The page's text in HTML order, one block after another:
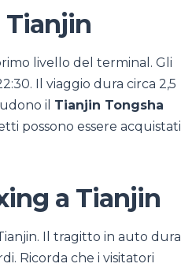
Tianjin
livello del terminal. Gli
Il viaggio dura circa 2,5
il Tianjin Tongsha
possono essere acquistati
a Tianjin
Il tragitto in auto dura
Ricorda che i visitatori